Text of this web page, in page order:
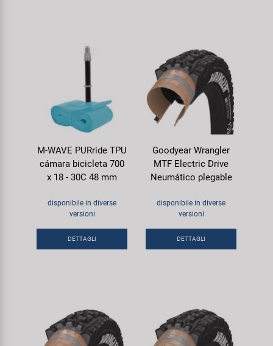
M-WAVE PURride TPU
cámara bicicleta 700
x 18 - 30C 48 mm
disponibile in diverse
versioni
DETTAGLI
Goodyear Wrangler
MTF Electric Drive
Neumático plegable
disponibile in diverse
versioni
DETTAGLI